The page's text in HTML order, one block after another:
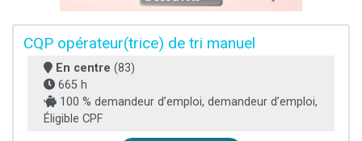
CQP opérateur(trice) de tri manuel
En centre (83)
665 h
100 % demandeur d’emploi, demandeur d’emploi,
Éligible CPF